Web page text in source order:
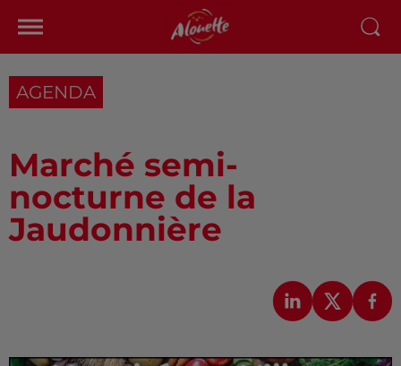
AGENDA
Marché semi-
nocturne de la
Jaudonnière